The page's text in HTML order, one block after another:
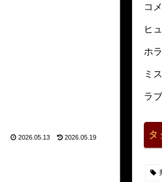
2026.05.13 2026.05.19
コ
ヒ
ホ
ミ
ラ